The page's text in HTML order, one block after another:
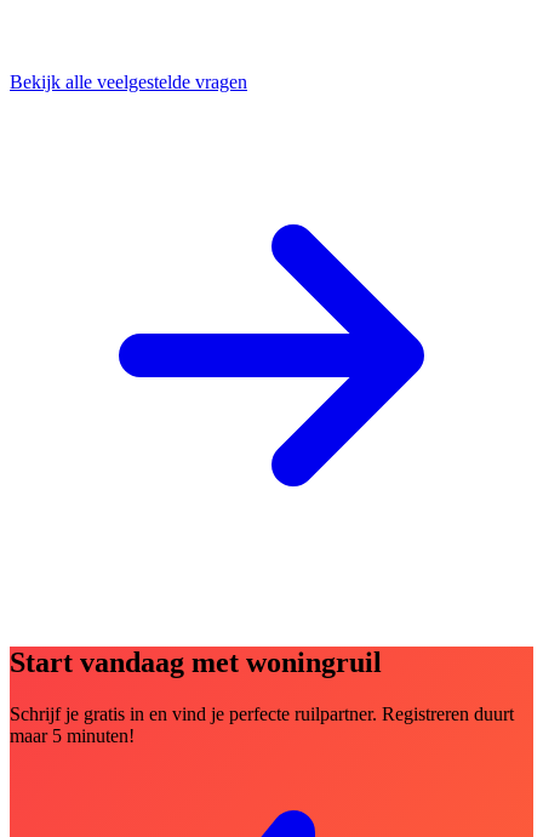
Bekijk alle veelgestelde vragen
Start vandaag met woningruil
Schrijf je gratis in en vind je perfecte ruilpartner. Registreren duurt
maar 5 minuten!